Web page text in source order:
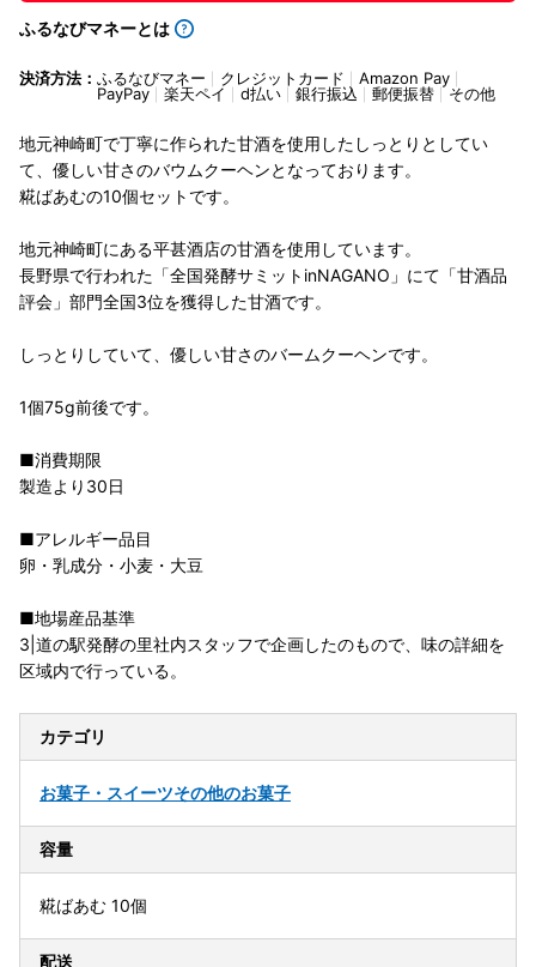
ふるなびマネーとは
決済方法： ふるなびマネー クレジットカード
Amazon Pay
PayPay
楽天ペイ d払い 銀行振込 郵便振替 その他
地元神崎町で丁寧に作られた甘酒を使用したしっとりとしてい
て、優しい甘さのバウムクーヘンとなっております。
糀ばあむの10個セットです。
地元神崎町にある平甚酒店の甘酒を使用しています。
長野県で行われた「全国発酵サミットinNAGANO」にて「甘酒品
評会」部門全国3位を獲得した甘酒です。
しっとりしていて、優しい甘さのバームクーヘンです。
1個75g前後です。
■消費期限
製造より30日
■アレルギー品目
卵・乳成分・小麦・大豆
■地場産品基準
3|道の駅発酵の里社内スタッフで企画したのもので、味の詳細を
区域内で行っている。
カテゴリ
お菓子・スイーツその他のお菓子
容量
糀ばあむ 10個
配送